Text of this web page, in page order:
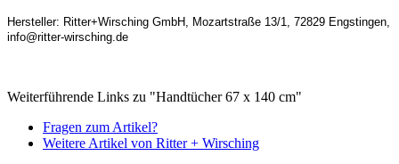
Hersteller: Ritter+Wirsching GmbH, Mozartstraße 13/1, 72829 Engstingen,
info@ritter-wirsching.de
Weiterführende Links zu "Handtücher 67 x 140 cm"
Fragen zum Artikel?
Weitere Artikel von Ritter + Wirsching